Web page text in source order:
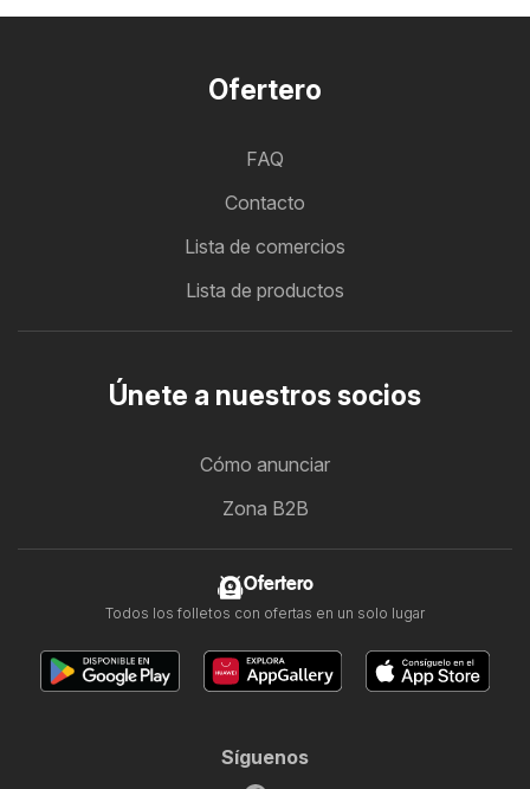
Ofertero
FAQ
Contacto
Lista de comercios
Lista de productos
Únete a nuestros socios
Cómo anunciar
Zona B2B
Ofertero
Todos los folletos con ofertas en un solo lugar
Síguenos